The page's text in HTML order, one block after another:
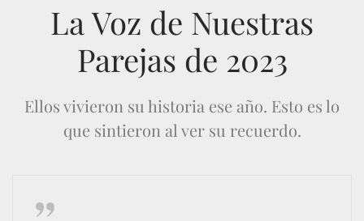
La Voz de Nuestras
Parejas de 2023
Ellos vivieron su historia ese año. Esto es lo
que sintieron al ver su recuerdo.